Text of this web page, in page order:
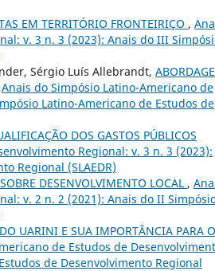
EM TERRITÓRIO FRONTEIRIÇO ,
v. 3 n. 3 (2023): Anais do III
Sérgio Luís Allebrandt,
Anais do Simpósio Latino-Americano de
Latino-Americano de Estudos de
DOS GASTOS PÚBLICOS
Regional: v. 3 n. 3 (2023):
Regional (SLAEDR)
DESENVOLVIMENTO LOCAL ,
v. 2 n. 2 (2021): Anais do II
UARINI E SUA IMPORTÂNCIA PARA O
de Estudos de
de Desenvolvimento Regional